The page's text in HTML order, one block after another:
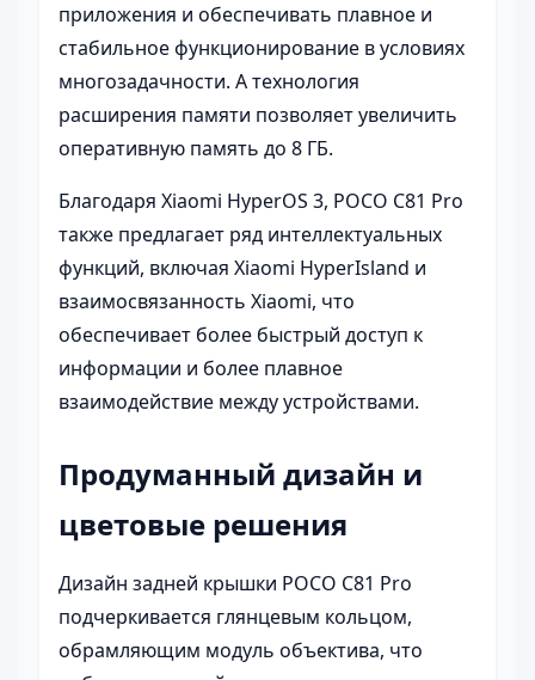
приложения и обеспечивать плавное и
стабильное функционирование в условиях
многозадачности. А технология
расширения памяти позволяет увеличить
оперативную память до 8 ГБ.
Благодаря Xiaomi HyperOS 3, POCO C81 Pro
также предлагает ряд интеллектуальных
функций, включая Xiaomi HyperIsland и
взаимосвязанность Xiaomi, что
обеспечивает более быстрый доступ к
информации и более плавное
взаимодействие между устройствами.
Продуманный дизайн и
цветовые решения
Дизайн задней крышки POCO C81 Pro
подчеркивается глянцевым кольцом,
обрамляющим модуль объектива, что